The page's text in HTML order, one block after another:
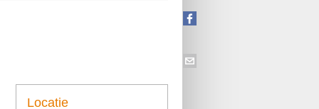
Locatie